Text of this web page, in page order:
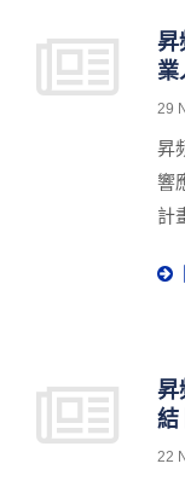
機
研
伴
的
實
昇
業
29
昇
響
計
港
用
昇
結
22